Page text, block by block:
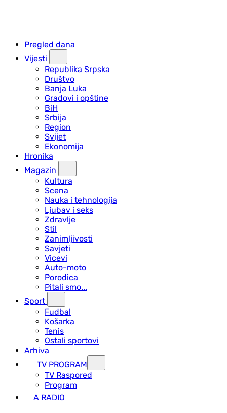
Pregled dana
Vijesti
Republika Srpska
Društvo
Banja Luka
Gradovi i opštine
BiH
Srbija
Region
Svijet
Ekonomija
Hronika
Magazin
Kultura
Scena
Nauka i tehnologija
Ljubav i seks
Zdravlje
Stil
Zanimljivosti
Savjeti
Vicevi
Auto-moto
Porodica
Pitali smo...
Sport
Fudbal
Košarka
Tenis
Ostali sportovi
Arhiva
TV PROGRAM
ТV Raspored
Program
A RADIO